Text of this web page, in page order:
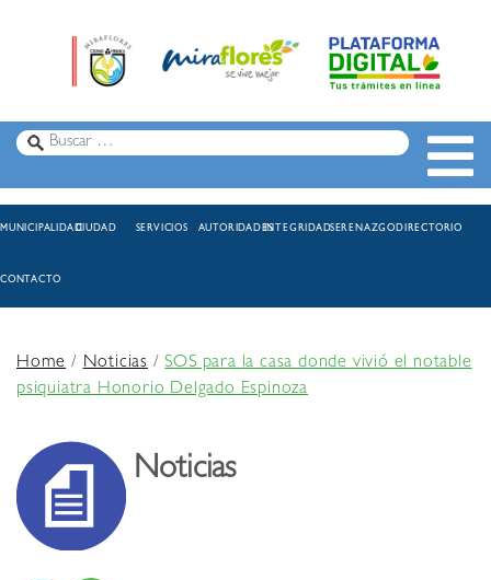
MUNICIPALIDADCIUDAD SERVICIOS AUTORIDADESINTEGRIDADSERENAZGODIRECTORIO
CONTACTO
Home/Noticias /SOS para la casa donde vivió el notable
psiquiatra Honorio Delgado Espinoza
Noticias